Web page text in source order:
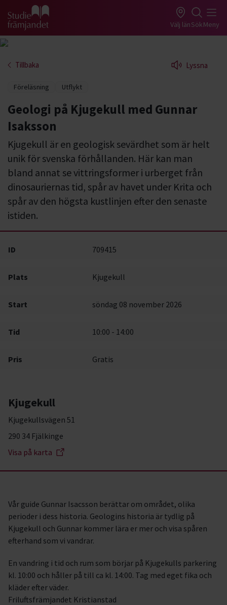
Gå till studiefrämjandets startsida Välj länSökMeny
Tillbaka Lyssna
Föreläsning Utflykt
Geologi på Kjugekull med Gunnar
Isaksson
Kjugekull är en geologisk sevärdhet som är helt
unik för svenska förhållanden. Här kan man
bland annat se vittringsformer i urberget från
dinosauriernas tid, spår av havet under Krita och
spår av den högsta kustlinjen efter den senaste
istiden.
ID 709415
Plats Kjugekull
Start söndag 08 november 2026
Tid 10:00 - 14:00
Pris Gratis
Kjugekull
Kjugekullsvägen 51
290 34 Fjälkinge
Visa på karta
Vår guide Gunnar Isacsson berättar om området, olika
perioder i dess historia. Geologins historia är tydlig på
Kjugekull och Gunnar kommer lära er mer och visa spåren
efterhand som vi vandrar.
En vandring i tid och rum som börjar på Kjugekulls parkering
kl. 10:00 och håller på till ca kl. 14:00. Tag med eget fika och
kläder efter väder.
Friluftsfrämjandet Kristianstad